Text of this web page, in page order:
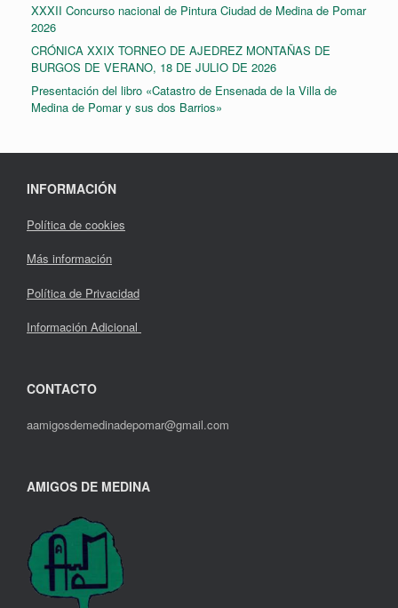
XXXII Concurso nacional de Pintura Ciudad de Medina de Pomar
2026
CRÓNICA XXIX TORNEO DE AJEDREZ MONTAÑAS DE
BURGOS DE VERANO, 18 DE JULIO DE 2026
Presentación del libro «Catastro de Ensenada de la Villa de
Medina de Pomar y sus dos Barrios»
INFORMACIÓN
Política de cookies
Más información
Política de Privacidad
Información Adicional
CONTACTO
aamigosdemedinadepomar@gmail.com
AMIGOS DE MEDINA